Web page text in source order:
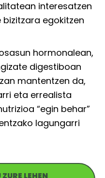
interesatzen
egokitzen
hormonalean,
digestiboan
mantentzen da,
eta errealista
“egin behar”
lagungarri
LEHEN